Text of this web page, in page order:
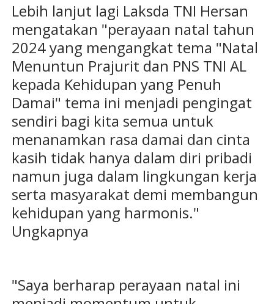
Lebih lanjut lagi Laksda TNI Hersan
mengatakan "perayaan natal tahun
2024 yang mengangkat tema "Natal
Menuntun Prajurit dan PNS TNI AL
kepada Kehidupan yang Penuh
Damai" tema ini menjadi pengingat
sendiri bagi kita semua untuk
menanamkan rasa damai dan cinta
kasih tidak hanya dalam diri pribadi
namun juga dalam lingkungan kerja
serta masyarakat demi membangun
kehidupan yang harmonis."
Ungkapnya
"Saya berharap perayaan natal ini